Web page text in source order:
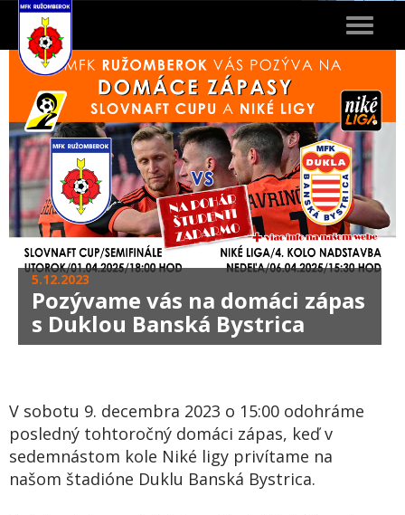
Toggle
5.12.2023
Pozývame vás na domáci zápas
s Duklou Banská Bystrica
V sobotu 9. decembra 2023 o 15:00 odohráme
posledný tohtoročný domáci zápas, keď v
sedemnástom kole Niké ligy privítame na
našom štadióne Duklu Banská Bystrica.